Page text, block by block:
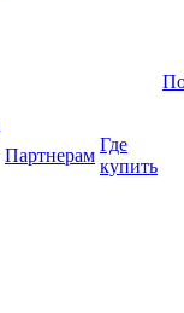
Партнерам
Где
купить